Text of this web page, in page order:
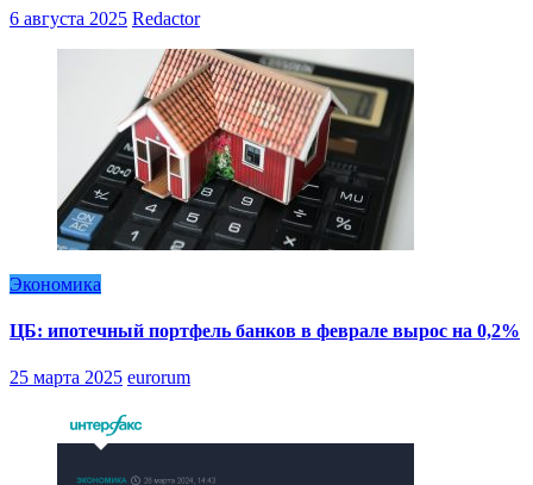
6 августа 2025 Redactor
Экономика
ЦБ: ипотечный портфель банков в феврале вырос на 0,2%
25 марта 2025 eurorum